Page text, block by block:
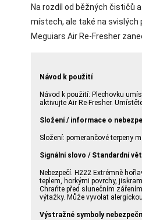
Na rozdíl od běžných čističů
místech, ale také na svislých
Meguiars Air Re-Fresher
Návod k použití
Návod k použití: Plechovku
aktivujte Air Re-Fresher.
Složení / informace o
Složení: pomerančové terpeny
Signální slovo / Standardní
Nebezpečí. H222 Extrémně
teplem, horkými povrchy,
Chraňte před slunečním
výtažky. Může vyvolat
Výstražné symboly